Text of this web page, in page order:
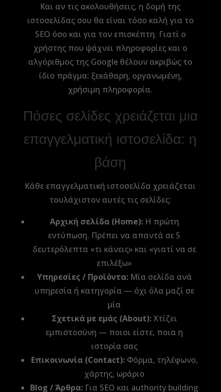
Και αν τις ακολουθήσεις, η δομή της
ιστοσελίδας σου θα είναι τόσο καλή για το
SEO όσο και για τον επισκέπτη. Γιατί ο
χρήστης που ψάχνει πληροφορίες και ο
αλγόριθμος της Google θέλουν ακριβώς το
ίδιο πράγμα: ξεκάθαρη, οργανωμένη,
χρήσιμη πληροφορία.
Πόσες σελίδες χρειάζεται μια
επαγγελματική ιστοσελίδα: η
βάση
Κάθε επαγγελματική ιστοσελίδα χρειάζεται
τουλάχιστον αυτές τις σελίδες:
Αρχική σελίδα (Home):Η πρώτη
εντύπωση. Πρέπει να απαντά σε 5
δευτερόλεπτα «τι κάνεις» και «γιατί να σε
επιλέξω»
Υπηρεσίες / Προϊόντα:Μία σελίδα ανά
υπηρεσία ή κατηγορία — όχι όλα μαζί σε
μία
Σχετικά με εμάς (About):Χτίζει
εμπιστοσύνη — ποιοι είστε, ποια η
ιστορία σας
Επικοινωνία (Contact):Φόρμα, τηλέφωνο,
χάρτης, ωράριο
Blog / Άρθρα: Για SEO και authority building